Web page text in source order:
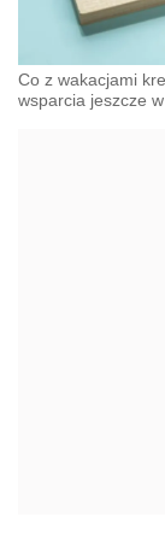
Co z wakacjami
wsparcia jeszcze